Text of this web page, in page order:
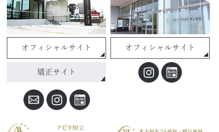
オフィシャルサイト
矯正サイト
オフィシャルサイト